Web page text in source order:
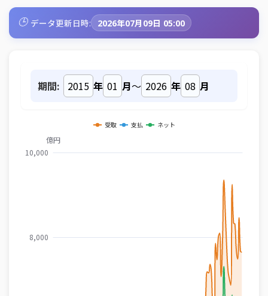
🕒 データ更新日時: 2026年07月09日 05:00
期間: 年 月～ 年 月